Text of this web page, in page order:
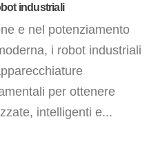
industriali
e nel potenziamento
i robot industriali
per ottenere
intelligenti e...